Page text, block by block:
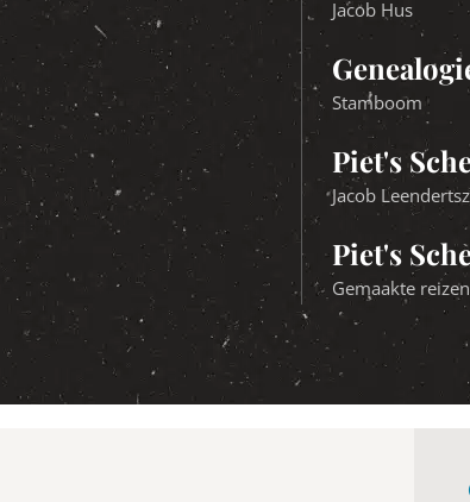
Jacob Hus
Stamboom
Piet's
Jacob
Piet's
Gemaakte reizen